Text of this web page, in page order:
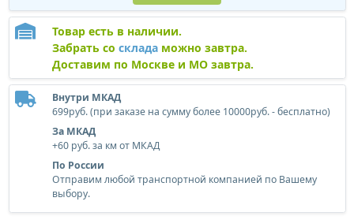
Товар есть в наличии.
Забрать со складаможно завтра.
Доставим по Москве и МО завтра.
Внутри МКАД
699руб. (при заказе на сумму более 10000руб. - бесплатно)
За МКАД
+60 руб. за км от МКАД
По России
Отправим любой транспортной компанией по Вашему
выбору.